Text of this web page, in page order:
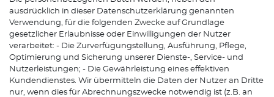
ausdrücklich in dieser Datenschutzerklärung genannten
Verwendung, für die folgenden Zwecke auf Grundlage
gesetzlicher Erlaubnisse oder Einwilligungen der Nutzer
verarbeitet: - Die Zurverfügungstellung, Ausführung, Pflege,
Optimierung und Sicherung unserer Dienste-, Service- und
Nutzerleistungen; - Die Gewährleistung eines effektiven
Kundendienstes. Wir übermitteln die Daten der Nutzer an Dritte
nur, wenn dies für Abrechnungszwecke notwendig ist (z.B. an